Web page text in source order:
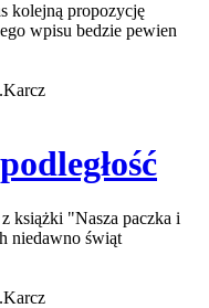
kolejną propozycję
wpisu bedzie pewien
książki "Nasza paczka i
niedawno świąt